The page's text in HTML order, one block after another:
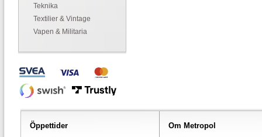
Teknika
Textilier & Vintage
Vapen & Militaria
Öppettider Om Metropol